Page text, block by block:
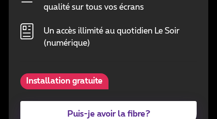
qualité sur tous vos écrans
Un accès illimité au quotidien Le Soir
(numérique)
Installation gratuite
Puis-je avoir la fibre?